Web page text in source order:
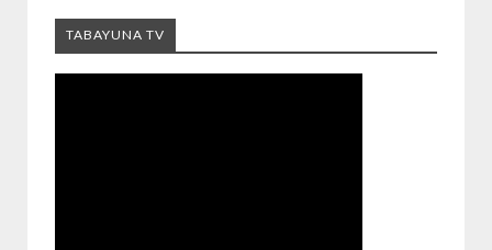
TABAYUNA TV